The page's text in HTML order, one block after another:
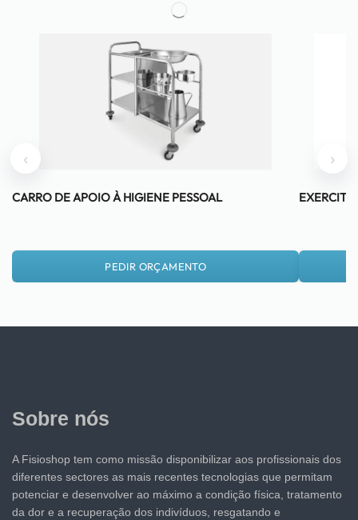
CARRO DE APOIO À HIGIENE PESSOAL
PEDIR ORÇAMENTO
‹ ›
Sobre nós
A Fisioshop tem como missão disponibilizar aos profissionais dos
diferentes sectores as mais recentes tecnologias que permitam
potenciar e desenvolver ao máximo a condição física, tratamento
da dor e a recuperação dos indivíduos, resgatando e